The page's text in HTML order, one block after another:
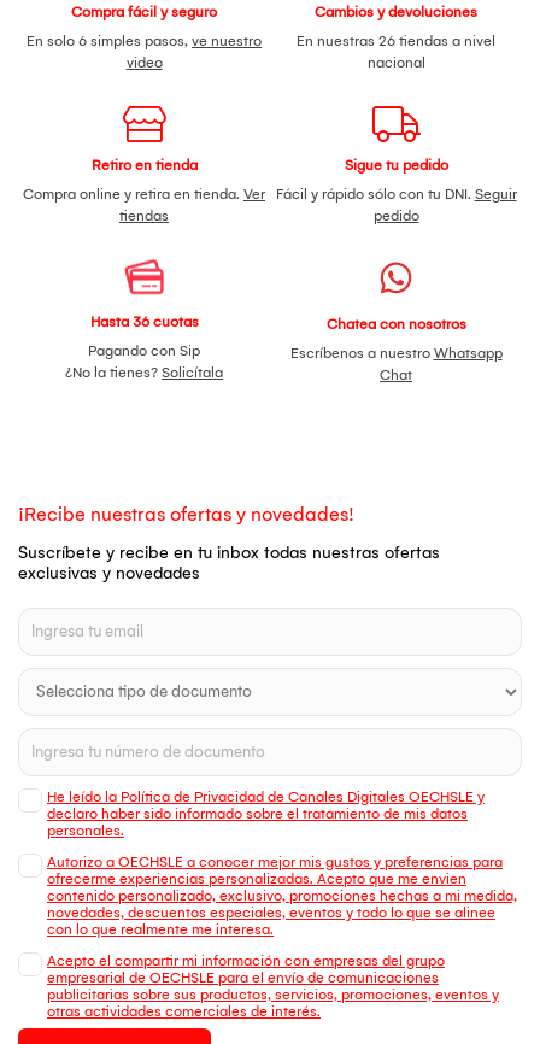
Compra fácil y seguro
En solo 6 simples pasos, ve nuestro
video
Cambios y devoluciones
En nuestras 26 tiendas a nivel
nacional
Retiro en tienda
Compra online y retira en tienda. Ver
tiendas
Sigue tu pedido
Fácil y rápido sólo con tu DNI. Seguir
pedido
Hasta 36 cuotas
Pagando con Sip
¿No la tienes? Solicítala
Chatea con nosotros
Escríbenos a nuestro Whatsapp
Chat
¡Recibe nuestras ofertas y novedades!
Suscríbete y recibe en tu inbox todas nuestras ofertas
exclusivas y novedades
He leído la Política de Privacidad de Canales Digitales OECHSLE y
declaro haber sido informado sobre el tratamiento de mis datos
personales.
Autorizo a OECHSLE a conocer mejor mis gustos y preferencias para
ofrecerme experiencias personalizadas. Acepto que me envien
contenido personalizado, exclusivo, promociones hechas a mi medida,
novedades, descuentos especiales, eventos y todo lo que se alinee
con lo que realmente me interesa.
Acepto el compartir mi información con empresas del grupo
empresarial de OECHSLE para el envío de comunicaciones
publicitarias sobre sus productos, servicios, promociones, eventos y
otras actividades comerciales de interés.